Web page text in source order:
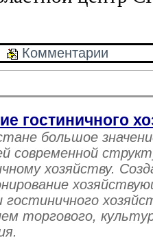
Комментарии
гостиничного
большое
современной
хозяйству.
гостиничного
торгового,